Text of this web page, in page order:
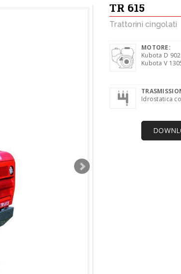
TR 615
Trattorini cingolati
MOTORE:
Kubota D 902
Kubota V
Idrostatica